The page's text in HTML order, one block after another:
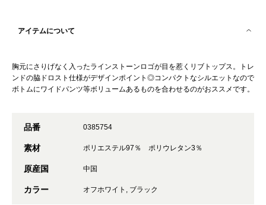
アイテムについて
胸元にさりげなく入ったラインストーンロゴが目を惹くリブトップス。トレ
ンドの脇ドロスト仕様がデザインポイント◎コンパクトなシルエットなので
ボトムにワイドパンツ等ボリュームあるものを合わせるのがおススメです。
品番 0385754
素材 ポリエステル97％ ポリウレタン3％
原産国 中国
カラー オフホワイト, ブラック